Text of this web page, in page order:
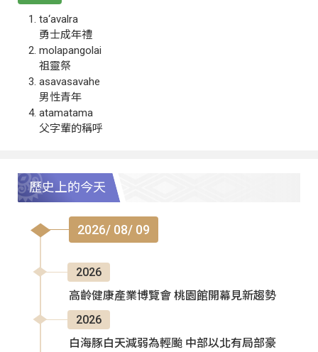
ta‘avalra
勇士成年禮
molapangolai
祖靈祭
asavasavahe
男性青年
atamatama
父字輩的稱呼
歷史上的今天
2026/ 08/ 09
2026
高齡健康產業博覽會 桃園館開幕見新趨勢
2026
白海豚白天減弱為輕颱 中部以北有局部豪